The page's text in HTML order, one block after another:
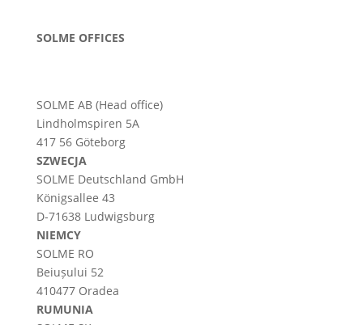
SOLME OFFICES
SOLME AB (Head office)
Lindholmspiren 5A
417 56 Göteborg
SZWECJA
SOLME Deutschland GmbH
Königsallee 43
D-71638 Ludwigsburg
NIEMCY
SOLME RO
Beiușului 52
410477 Oradea
RUMUNIA